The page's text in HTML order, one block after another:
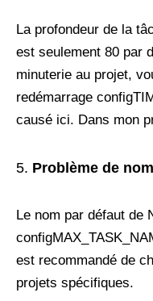
La profondeur de la
est seulement 80 par
minuterie au projet,
redémarrage
causé ici. Dans mon
Problème de
Le nom par défaut de
est recommandé de
projets spécifiques.